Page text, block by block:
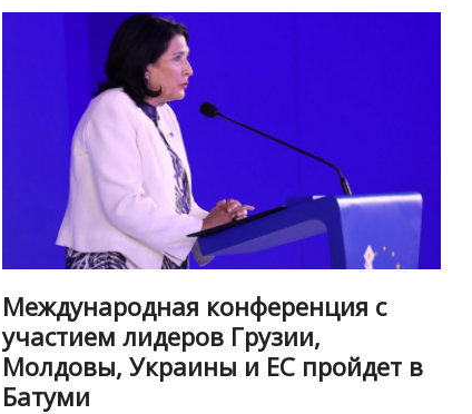
выставке
Монпелье
Международная конференция с
участием лидеров Грузии,
Молдовы, Украины и ЕС пройдет в
Батуми